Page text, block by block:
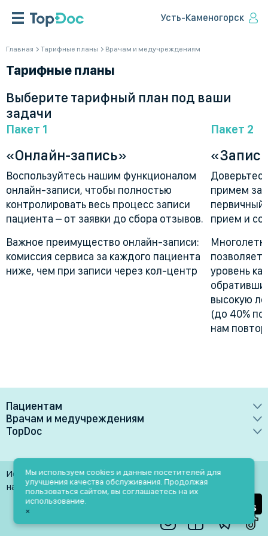
Усть-Каменогорск
Главная Тарифные планы Врачам и медучреждениям
Тарифные планы
Выберите тарифный план под ваши
задачи
Пакет 1
«Онлайн-запись»
Воспользуйтесь нашим функционалом
онлайн-записи, чтобы полностью
контролировать весь процесс записи
пациента – от заявки до сбора отзывов.
Важное преимущество онлайн-записи:
комиссия сервиса за каждого пациента
ниже, чем при записи через кол-центр
Пакет 2
примем
первичный
прием и
позволяет
уровень
высокую
(до 40%
нам
Пациентам
Врачи
Клиники
Лаборатории
Услуги
Блог
Акции и скидки
Врачам и медучреждениям
Преимущества
Медучреждениям
Врачам
TopDoc
Контакты
Помощь
Использование материалов разрешено только при
наличии активной ссылки на источник
Мы используем cookies и данные посетителей для
улучшения качества обслуживания. Продолжая
пользоваться сайтом, вы соглашаетесь на их
использование.
×